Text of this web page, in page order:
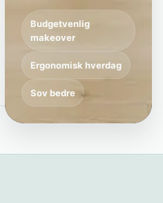
Budgetvenlig
makeover
Ergonomisk hverdag
Sov bedre